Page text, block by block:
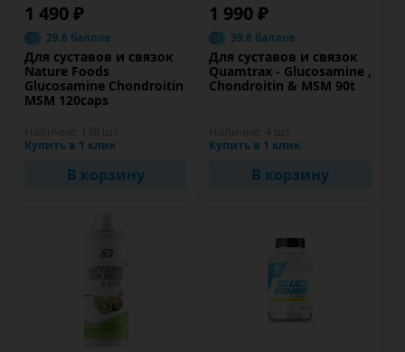
1 490 ₽
29.8 баллов
Для суставов и связок
Nature Foods
Glucosamine Chondroitin
MSM 120caps
Купить в 1 клик
В корзину
1 990 ₽
39.8 баллов
Для суставов и связок
Quamtrax - Glucosamine ,
Chondroitin & MSM 90t
Купить в 1 клик
В корзину